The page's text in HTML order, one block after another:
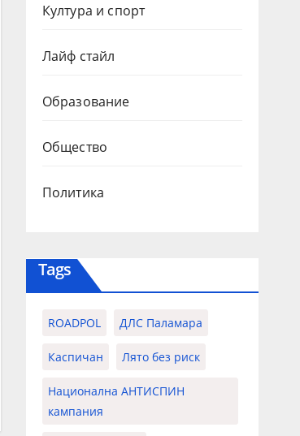
Култура и спорт
Лайф стайл
Образование
Общество
Политика
Tags
ROADPOL ДЛС Паламара
Каспичан Лято без риск
Национална АНТИСПИН
кампания